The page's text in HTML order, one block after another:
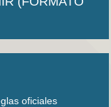
oficiales